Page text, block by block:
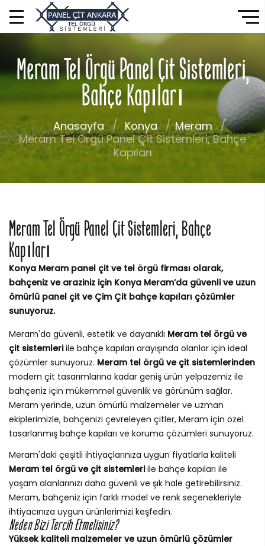
Meram Tel Örgü Panel Çit Sistemleri,
Bahçe Kapıları
Anasayfa Konya
Meram
Meram Tel Örgü Panel Çit Sistemleri, Bahçe
Kapıları
Meram Tel Örgü Panel Çit Sistemleri, Bahçe
Kapıları
Konya Meram panel çit ve tel örgü firması olarak,
bahçeniz ve araziniz için Konya Meram’da güvenli ve uzun
ömürlü panel çit ve Çim Çit bahçe kapıları çözümler
sunuyoruz.
Meram'da güvenli, estetik ve dayanıklı Meram tel örgü ve
çit sistemleriile bahçe kapıları arayışında olanlar için ideal
çözümler sunuyoruz. Meram tel örgü ve çit sistemlerinden
modern çit tasarımlarına kadar geniş ürün yelpazemiz ile
bahçeniz için mükemmel güvenlik ve görünüm sağlar.
Meram yerinde, uzun ömürlü malzemeler ve uzman
ekiplerimizle, bahçenizi çevreleyen çitler, Meram için özel
tasarlanmış bahçe kapıları ve koruma çözümleri sunuyoruz.
Meram'daki çeşitli ihtiyaçlarınıza uygun fiyatlarla kaliteli
Meram tel örgü ve çit sistemleriile bahçe kapıları ile
yaşam alanlarınızı daha güvenli ve şık hale getirebilirsiniz.
Meram, bahçeniz için farklı model ve renk seçenekleriyle
ihtiyacınıza uygun ürünlerimizi keşfedin.
Neden Bizi Tercih Etmelisiniz?
Yüksek kaliteli malzemeler ve uzun ömürlü çözümler